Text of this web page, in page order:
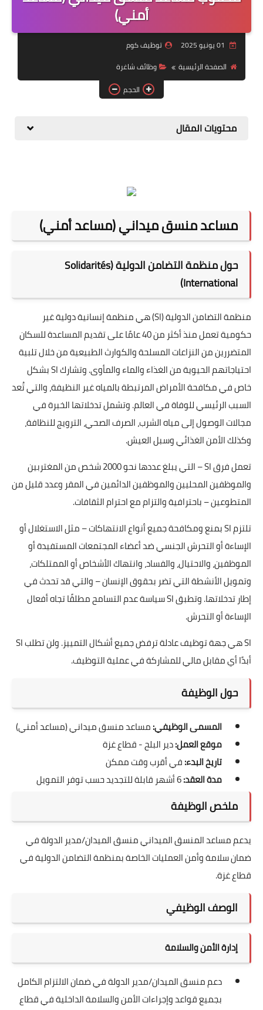
منوعات
نماذج سيرة ذاتية
أمني)
توظيف كوم
الصفحة الرئيسية
وظائف شاغرة
الحجم
محتويات المقال
مساعد منسق ميداني (مساعد أمني)
حول منظمة التضامن الدولية (Solidarités
International)
منظمة التضامن الدولية (SI) هي منظمة إنسانية دولية غير
حكومية تعمل منذ أكثر من 40 عامًا على تقديم المساعدة للسكان
المتضررين من النزاعات المسلحة والكوارث الطبيعية من خلال تلبية
احتياجاتهم الحيوية من الغذاء والماء والمأوى. وتشارك SI بشكل
خاص في مكافحة الأمراض المرتبطة بالمياه غير النظيفة، والتي تُعد
السبب الرئيسي للوفاة في العالم. وتشمل تدخلاتها الخبرة في
مجالات الوصول إلى مياه الشرب، الصرف الصحي، الترويج للنظافة،
وكذلك الأمن الغذائي وسبل العيش.
تعمل فرق SI – التي يبلغ عددها نحو 2000 شخص من المغتربين
والموظفين المحليين والموظفين الدائمين في المقر وعدد قليل من
المتطوعين – باحترافية والتزام مع احترام الثقافات.
تلتزم SI بمنع ومكافحة جميع أنواع الانتهاكات – مثل الاستغلال أو
الإساءة أو التحرش الجنسي ضد أعضاء المجتمعات المستفيدة أو
الموظفين، والاحتيال، والفساد، وانتهاك الأشخاص أو الممتلكات،
وتمويل الأنشطة التي تضر بحقوق الإنسان – والتي قد تحدث في
إطار تدخلاتها. وتطبق SI سياسة عدم التسامح مطلقًا تجاه أفعال
الإساءة أو التحرش.
SI هي جهة توظيف عادلة ترفض جميع أشكال التمييز. ولن تطلب SI
أبدًا أي مقابل مالي للمشاركة في عملية التوظيف.
حول الوظيفة
المسمى الوظيفي:مساعد منسق ميداني (مساعد أمني)
موقع العمل:دير البلح - قطاع غزة
تاريخ البدء:في أقرب وقت ممكن
مدة العقد:
ملخص الوظيفة
يدعم مساعد المنسق الميداني منسق الميدان/مدير الدولة في
ضمان سلامة وأمن العمليات الخاصة بمنظمة التضامن الدولية في
قطاع غزة.
الوصف الوظيفي
إدارة الأمن والسلامة
دعم منسق الميدان/مدير الدولة في ضمان الالتزام الكامل
بجميع قواعد وإجراءات الأمن والسلامة الداخلية في قطاع